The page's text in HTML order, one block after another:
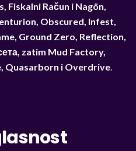
Fiskalni Račun i Nagön,
Obscured, Infest,
Ground Zero, Reflection,
zatim Mud Factory,
Quasarborn i Overdrive.